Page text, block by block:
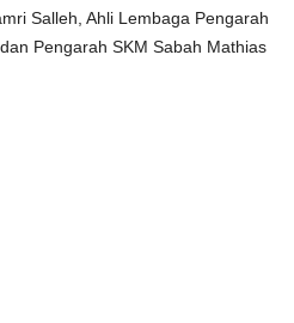
Salleh, Ahli Lembaga Pengarah
Pengarah SKM Sabah Mathias